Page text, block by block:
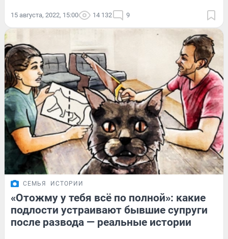
15 августа, 2022, 15:00 14 132 9
СЕМЬЯ ИСТОРИИ
«Отожму у тебя всё по полной»: какие
подлости устраивают бывшие супруги
после развода — реальные истории